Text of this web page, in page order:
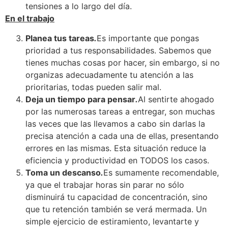
tensiones a lo largo del día.
En el trabajo
Planea tus tareas.Es importante que pongas
prioridad a tus responsabilidades. Sabemos que
tienes muchas cosas por hacer, sin embargo, si no
organizas adecuadamente tu atención a las
prioritarias, todas pueden salir mal.
Deja un tiempo para pensar.Al sentirte ahogado
por las numerosas tareas a entregar, son muchas
las veces que las llevamos a cabo sin darlas la
precisa atención a cada una de ellas, presentando
errores en las mismas. Esta situación reduce la
eficiencia y productividad en TODOS los casos.
Toma un descanso.Es sumamente recomendable,
ya que el trabajar horas sin parar no sólo
disminuirá tu capacidad de concentración, sino
que tu retención también se verá mermada. Un
simple ejercicio de estiramiento, levantarte y